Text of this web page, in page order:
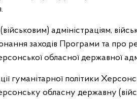
адміністраціям,
заходів Програми та про
обласної державної
гуманітарної політики
обласну державну